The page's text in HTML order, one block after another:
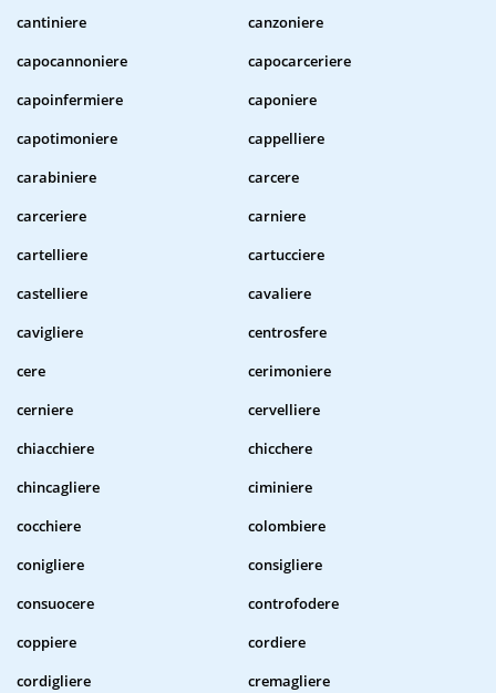
cantiniere
canzoniere
capocannoniere
capocarceriere
capoinfermiere
caponiere
capotimoniere
cappelliere
carabiniere
carcere
carceriere
carniere
cartelliere
cartucciere
castelliere
cavaliere
cavigliere
centrosfere
cere
cerimoniere
cerniere
cervelliere
chiacchiere
chicchere
chincagliere
ciminiere
cocchiere
colombiere
conigliere
consigliere
consuocere
controfodere
coppiere
cordiere
cordigliere
cremagliere